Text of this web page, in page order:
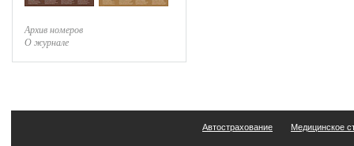
Архив номеров
О журнале
Автострахование Медицинское